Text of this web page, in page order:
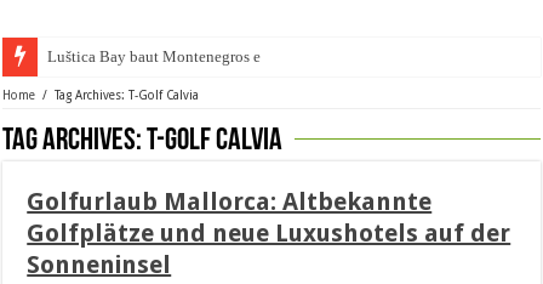
Luštica Bay baut Montenegros erste Go
Home / Tag Archives: T-Golf Calvia
Tag Archives:T-Golf Calvia
Golfurlaub Mallorca: Altbekannte
Golfplätze und neue Luxushotels auf der
Sonneninsel